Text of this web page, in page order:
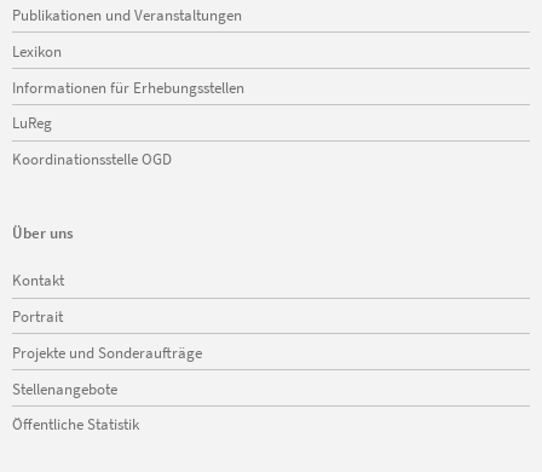
Publikationen und Veranstaltungen
Lexikon
Informationen für Erhebungsstellen
LuReg
Koordinationsstelle OGD
Über uns
Navigation
überspringen
Kontakt
Portrait
Projekte und Sonderaufträge
Stellenangebote
Öffentliche Statistik